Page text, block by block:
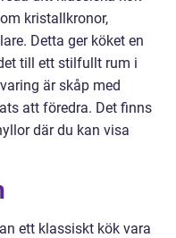
kristallkronor,
Detta ger köket en
till ett stilfullt rum i
är skåp med
att föredra. Det finns
där du kan visa
ett klassiskt kök vara